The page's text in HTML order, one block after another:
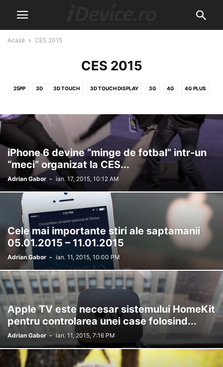
Acasă CES 2015
CES 2015
25PP 3D 3D TOUCH 3D TOUCH DISPLAY 3G 4G 4G PLUS
A7X A8 A8X A9 A9X ABONAMENT ABSINTHE
ACCESORII ACTIVARE ACTIVATION LOCK ACTIVATOR
ACTUALITATE ACTUALIZARE ACTUALIZARE SOFTWARE
ADAPTARI TACTILE ADOBE AFACERE AIRDROP AIRPLAY
AIRPOWER ALPHABET
AMAZON ANDROID WEAR ANGRY BIRDS
ANGRY BIRDS 2 ANULARE COMANDA APEL TELEFONIC
APEL VIDEO APLICATIA GRATUITA A SAPTAMANII
APLICATIE WATCH APLICATII APLICATII FOTO
APLICATII GRATUITE IPHONE, IPAD, IOS, APP STORE
APLICATII LA PRET REDUS IPHONE, IPAD, IOS, APP STORE
APP SYNC IOS 8 APPLE APPLE CAMPUS 2 APPLE CARE APPLE ID
APPLE MAPS APPLE NEWS APPLE PAY APPLE PENCIL
APPLE SIM
APPLE TV APPLE TV 3 APPLE TV 4 APPLE TV 5 APPLE WATCH
APPLE WATCH 2 APPSTORE ARTICOLE ASUS AT&T
AUTONOMIE BACKGROUND APP REFRESH BAROMETRU
BASEBAND 05.12.01 BASEBAND 06.15.00 BATERIE EXTERNA
iPhone 6 devine “minge de fotbal” intr-un
“meci” organizat la CES...
Adrian Gabor - ian. 17, 2015, 10:12 AM
Cele mai importante stiri ale saptamanii
05.01.2015 – 11.01.2015
Adrian Gabor - ian. 11, 2015, 10:00 PM
Apple TV este necesar sistemului HomeKit
pentru controlarea unei case folosind...
Adrian Gabor - ian. 11, 2015, 7:16 PM